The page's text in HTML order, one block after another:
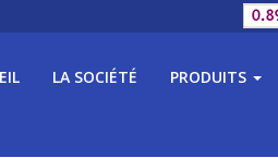
LA SOCIÉTÉ PRODUITS